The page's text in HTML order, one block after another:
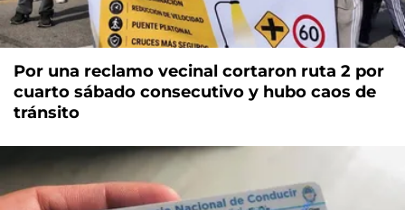
Por una reclamo vecinal cortaron ruta 2 por
cuarto sábado consecutivo y hubo caos de
tránsito